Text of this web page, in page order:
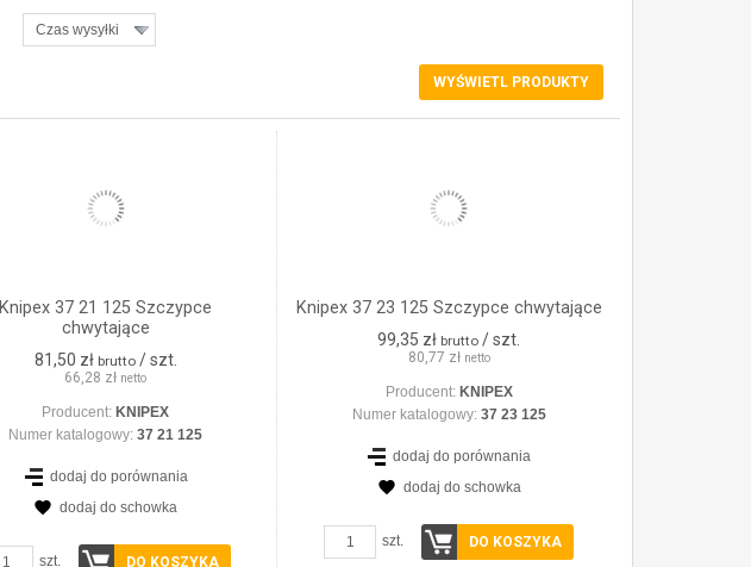
Czas wysyłki
Knipex 37 21 125 Szczypce
chwytające
81,50 zł brutto / szt.
66,28 zł netto
Producent: KNIPEX
Numer katalogowy:37 21 125
dodaj do porównania
dodaj do schowka
szt. DO KOSZYKA
ZOBACZ SZCZEGÓŁY
Knipex 37 23 125 Szczypce chwytające
99,35 zł brutto / szt.
80,77 zł netto
Producent: KNIPEX
Numer katalogowy: 37 23 125
dodaj do porównania
dodaj do schowka
szt. DO KOSZYKA
ZOBACZ SZCZEGÓŁY